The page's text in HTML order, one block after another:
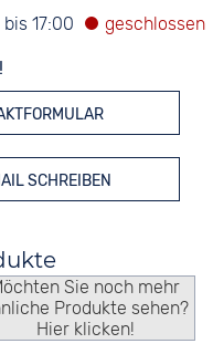
17:00
SCHREIBEN
Sie noch mehr
Produkte sehen?
Hier klicken!